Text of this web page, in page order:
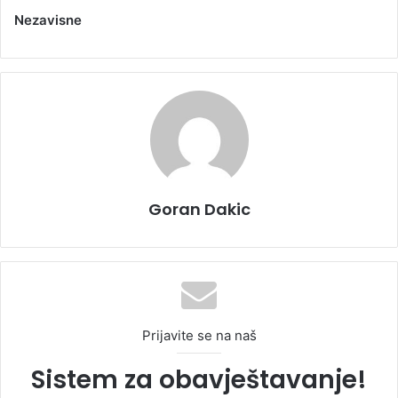
Nezavisne
Goran Dakic
Prijavite se na naš
Sistem za obavještavanje!